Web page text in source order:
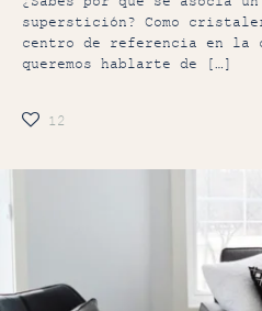
superstición? Como
centro de referencia en la
queremos hablarte de […]
12